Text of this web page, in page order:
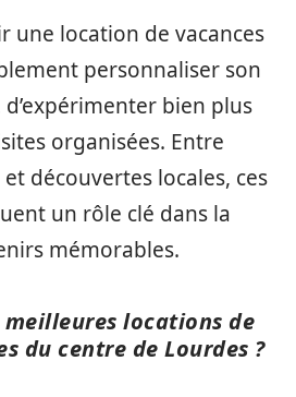
une location de vacances
personnaliser son
bien plus
organisées. Entre
découvertes locales, ces
un rôle clé dans la
mémorables.
meilleures locations de
du centre de Lourdes ?